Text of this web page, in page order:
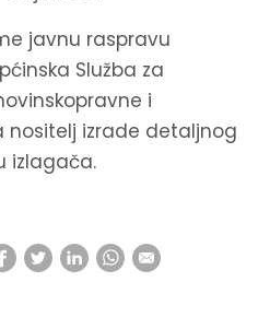
javnu raspravu
Služba za
i
nositelj izrade detaljnog
izlagača.